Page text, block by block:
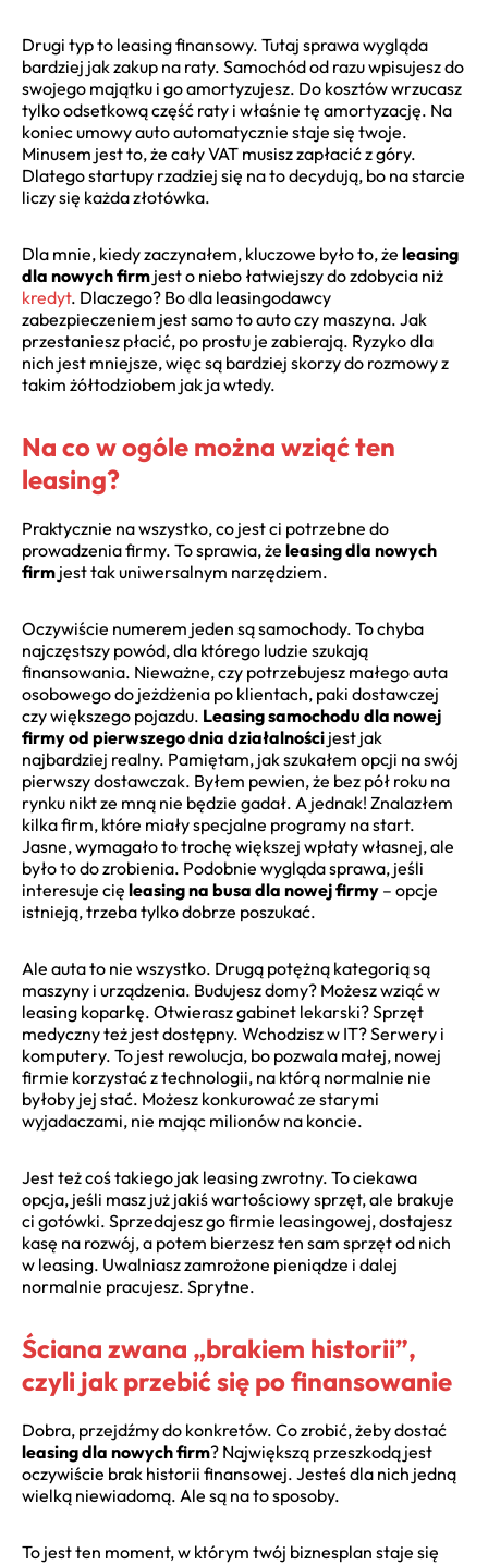
Drugi typ to leasing finansowy. Tutaj sprawa wygląda
bardziej jak zakup na raty. Samochód od razu wpisujesz do
swojego majątku i go amortyzujesz. Do kosztów wrzucasz
tylko odsetkową część raty i właśnie tę amortyzację. Na
koniec umowy auto automatycznie staje się twoje.
Minusem jest to, że cały VAT musisz zapłacić z góry.
Dlatego startupy rzadziej się na to decydują, bo na starcie
liczy się każda złotówka.
Dla mnie, kiedy zaczynałem, kluczowe było to, że leasing
dla nowych firm jest o niebo łatwiejszy do zdobycia niż
kredyt. Dlaczego? Bo dla leasingodawcy
zabezpieczeniem jest samo to auto czy maszyna. Jak
przestaniesz płacić, po prostu je zabierają. Ryzyko dla
nich jest mniejsze, więc są bardziej skorzy do rozmowy z
takim żółtodziobem jak ja wtedy.
Na co w ogóle można wziąć ten
leasing?
Praktycznie na wszystko, co jest ci potrzebne do
prowadzenia firmy. To sprawia, że leasing dla nowych
firm jest tak uniwersalnym narzędziem.
Oczywiście numerem jeden są samochody. To chyba
najczęstszy powód, dla którego ludzie szukają
finansowania. Nieważne, czy potrzebujesz małego auta
osobowego do jeżdżenia po klientach, paki dostawczej
czy większego pojazdu. Leasing samochodu dla nowej
firmy od pierwszego dnia działalności jest jak
najbardziej realny. Pamiętam, jak szukałem opcji na swój
pierwszy dostawczak. Byłem pewien, że bez pół roku na
rynku nikt ze mną nie będzie gadał. A jednak! Znalazłem
kilka firm, które miały specjalne programy na start.
Jasne, wymagało to trochę większej wpłaty własnej, ale
było to do zrobienia. Podobnie wygląda sprawa, jeśli
interesuje cię leasing na busa dla nowej firmy – opcje
istnieją, trzeba tylko dobrze poszukać.
Ale auta to nie wszystko. Drugą potężną kategorią są
maszyny i urządzenia. Budujesz domy? Możesz wziąć w
leasing koparkę. Otwierasz gabinet lekarski? Sprzęt
medyczny też jest dostępny. Wchodzisz w IT? Serwery i
komputery. To jest rewolucja, bo pozwala małej, nowej
firmie korzystać z technologii, na którą normalnie nie
byłoby jej stać. Możesz konkurować ze starymi
wyjadaczami, nie mając milionów na koncie.
Jest też coś takiego jak leasing zwrotny. To ciekawa
opcja, jeśli masz już jakiś wartościowy sprzęt, ale brakuje
ci gotówki. Sprzedajesz go firmie leasingowej, dostajesz
kasę na rozwój, a potem bierzesz ten sam sprzęt od nich
w leasing. Uwalniasz zamrożone pieniądze i dalej
normalnie pracujesz. Sprytne.
Ściana zwana „brakiem historii”,
czyli jak przebić się po finansowanie
Dobra, przejdźmy do konkretów. Co zrobić, żeby dostać
leasing dla nowych firm? Największą przeszkodą jest
oczywiście brak historii finansowej. Jesteś dla nich jedną
wielką niewiadomą. Ale są na to sposoby.
To jest ten moment, w którym twój biznesplan staje się